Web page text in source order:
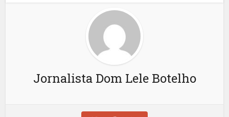
Jornalista Dom Lele Botelho